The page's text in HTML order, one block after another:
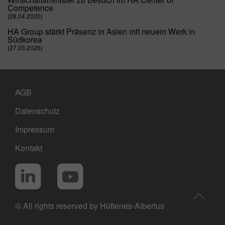
Competence
(28.04.2026)
HA Group stärkt Präsenz in Asien mit neuem Werk in
Südkorea
(27.03.2026)
AGB
Datenschutz
Impressum
Kontakt
Social MediaLinkedIn
© All rights reserved by Hüttenes-Albertus
Zweck